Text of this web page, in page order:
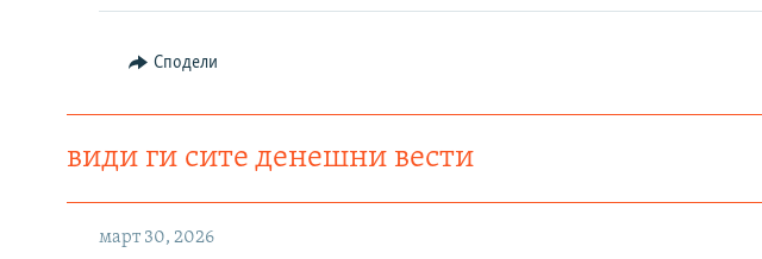
Сподели
види ги сите денешни вести
март 30, 2026